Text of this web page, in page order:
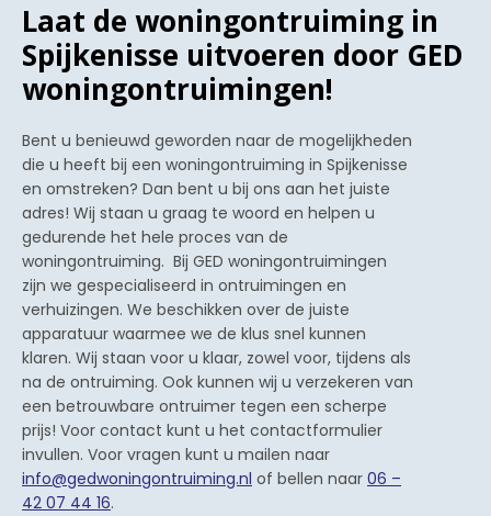
Laat de woningontruiming in
Spijkenisse uitvoeren door GED
woningontruimingen!
Bent u benieuwd geworden naar de mogelijkheden
die u heeft bij een woningontruiming in Spijkenisse
en omstreken? Dan bent u bij ons aan het juiste
adres! Wij staan u graag te woord en helpen u
gedurende het hele proces van de
woningontruiming. Bij GED woningontruimingen
zijn we gespecialiseerd in ontruimingen en
verhuizingen. We beschikken over de juiste
apparatuur waarmee we de klus snel kunnen
klaren. Wij staan voor u klaar, zowel voor, tijdens als
na de ontruiming. Ook kunnen wij u verzekeren van
een betrouwbare ontruimer tegen een scherpe
prijs! Voor contact kunt u het contactformulier
invullen. Voor vragen kunt u mailen naar
info@gedwoningontruiming.nl of bellen naar 06 –
42 07 44 16.